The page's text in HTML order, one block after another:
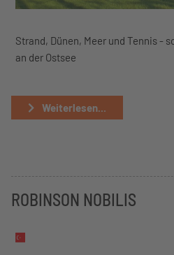
Strand, Dünen, Meer und Tennis -
an der Ostsee
Weiterlesen...
ROBINSON NOBILIS